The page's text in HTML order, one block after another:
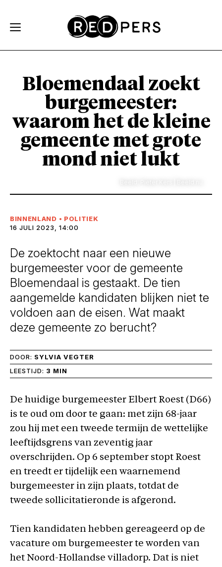
Bloemendaal zoekt
burgemeester:
waarom het de kleine
gemeente met grote
mond niet lukt
BINNENLAND • POLITIEK
16 JULI 2023, 14:00
De zoektocht naar een nieuwe
burgemeester voor de gemeente
Bloemendaal is gestaakt. De tien
aangemelde kandidaten blijken niet te
voldoen aan de eisen. Wat maakt
deze gemeente zo berucht?
DOOR: SYLVIA VEGTER
LEESTIJD: 3 MIN
De huidige burgemeester Elbert Roest (D66)
is te oud om door te gaan: met zijn 68-jaar
zou hij met een tweede termijn de wettelijke
leeftijdsgrens van zeventig jaar
overschrijden. Op 6 september stopt Roest
en treedt er tijdelijk een waarnemend
burgemeester in zijn plaats, totdat de
tweede sollicitatieronde is afgerond.
Tien kandidaten hebben gereageerd op de
vacature om burgemeester te worden van
het Noord-Hollandse villadorp. Dat is niet